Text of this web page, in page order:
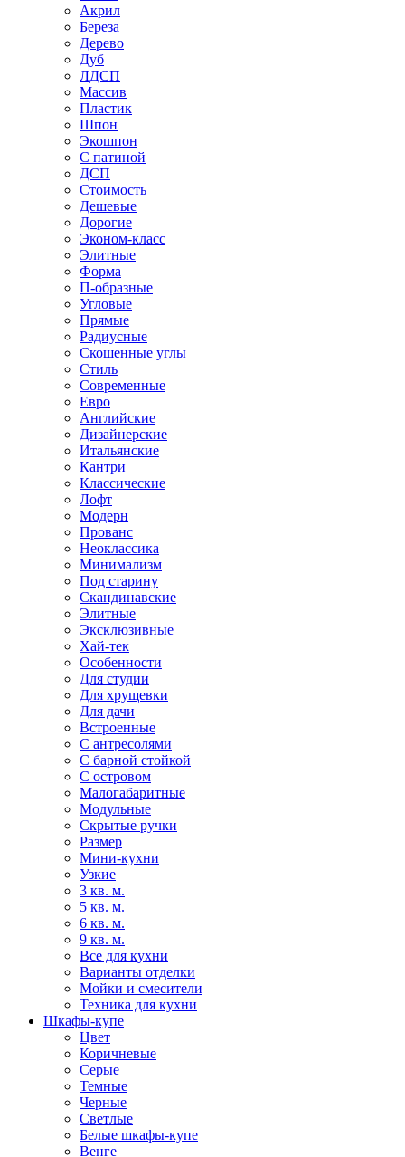
Акрил
Береза
Дерево
Дуб
ЛДСП
Массив
Пластик
Шпон
Экошпон
С патиной
ДСП
Стоимость
Дешевые
Дорогие
Эконом-класс
Элитные
Форма
П-образные
Угловые
Прямые
Радиусные
Скошенные углы
Стиль
Современные
Евро
Английские
Дизайнерские
Итальянские
Кантри
Классические
Лофт
Модерн
Прованс
Неоклассика
Минимализм
Под старину
Скандинавские
Элитные
Эксклюзивные
Хай-тек
Особенности
Для студии
Для хрущевки
Для дачи
Встроенные
С антресолями
С барной стойкой
С островом
Малогабаритные
Модульные
Скрытые ручки
Размер
Мини-кухни
Узкие
3 кв. м.
5 кв. м.
6 кв. м.
9 кв. м.
Все для кухни
Варианты отделки
Мойки и смесители
Техника для кухни
Шкафы-купе
Цвет
Коричневые
Серые
Темные
Черные
Светлые
Белые шкафы-купе
Венге